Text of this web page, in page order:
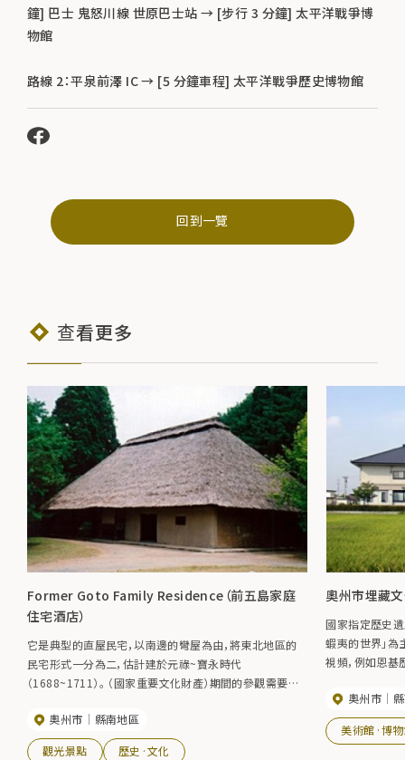
鐘] 巴士 鬼怒川線 世原巴士站 → [步行 3 分鐘] 太平洋戰爭博
物館
路線 2：平泉前澤 IC → [5 分鐘車程] 太平洋戰爭歷史博物館
回到一覽
查看更多
Former Goto Family Residence（前五島家庭
住宅酒店）
它是典型的直屋民宅，以南邊的彎屋為由，將東北地區的
民宅形式一分為二，估計建於元祿~寶永時代
（1688~1711）。 （國家重要文化財產）期間的參觀需要預
奧州市
縣南地區
觀光景點
歷史·文化
奧州市埋藏
國家指定歷史
蝦夷的世界」
視頻，例如恩基
解古代歷史和
奧州市
美術館·博